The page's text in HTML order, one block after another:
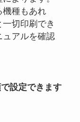
機種もあれ
切印刷でき
ュアルを確認
設定できます